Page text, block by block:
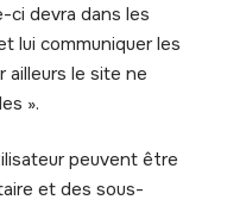
ci devra dans les
lui communiquer les
ailleurs le site ne
».
peuvent être
et des sous-